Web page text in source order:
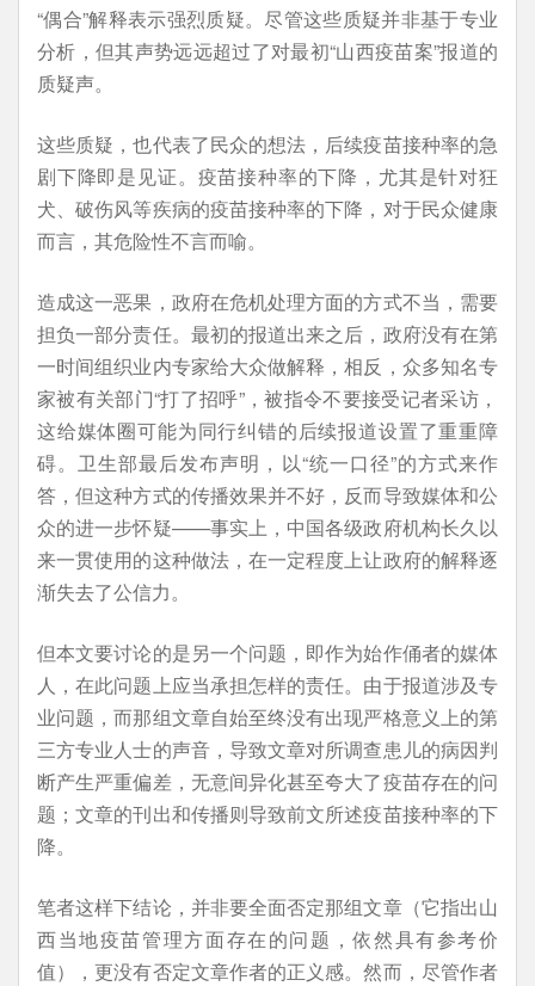
“偶合”解释表示强烈质疑。尽管这些质疑并非基于专业
分析，但其声势远远超过了对最初“山西疫苗案”报道的
质疑声。
这些质疑，也代表了民众的想法，后续疫苗接种率的急
剧下降即是见证。疫苗接种率的下降，尤其是针对狂
犬、破伤风等疾病的疫苗接种率的下降，对于民众健康
而言，其危险性不言而喻。
造成这一恶果，政府在危机处理方面的方式不当，需要
担负一部分责任。最初的报道出来之后，政府没有在第
一时间组织业内专家给大众做解释，相反，众多知名专
家被有关部门“打了招呼”，被指令不要接受记者采访，
这给媒体圈可能为同行纠错的后续报道设置了重重障
碍。卫生部最后发布声明，以“统一口径”的方式来作
答，但这种方式的传播效果并不好，反而导致媒体和公
众的进一步怀疑——事实上，中国各级政府机构长久以
来一贯使用的这种做法，在一定程度上让政府的解释逐
渐失去了公信力。
但本文要讨论的是另一个问题，即作为始作俑者的媒体
人，在此问题上应当承担怎样的责任。由于报道涉及专
业问题，而那组文章自始至终没有出现严格意义上的第
三方专业人士的声音，导致文章对所调查患儿的病因判
断产生严重偏差，无意间异化甚至夸大了疫苗存在的问
题；文章的刊出和传播则导致前文所述疫苗接种率的下
降。
笔者这样下结论，并非要全面否定那组文章（它指出山
西当地疫苗管理方面存在的问题，依然具有参考价
值），更没有否定文章作者的正义感。然而，尽管作者